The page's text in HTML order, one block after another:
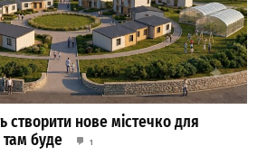
створити нове містечко для
буде
1